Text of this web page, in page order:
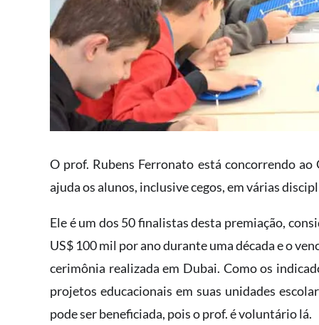
O prof. Rubens Ferronato está concorrendo
ajuda os alunos, inclusive cegos, em várias
Ele é um dos 50 finalistas desta premiação,
US$ 100 mil por ano durante uma década e o
cerimônia realizada em Dubai. Como os
projetos educacionais em suas unidades
pode ser beneficiada, pois o prof. é voluntário lá.